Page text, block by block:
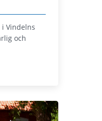
Vindelns
och